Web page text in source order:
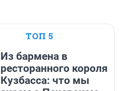
ТОП 5
Из бармена в
ресторанного короля
Кузбасса: что мы